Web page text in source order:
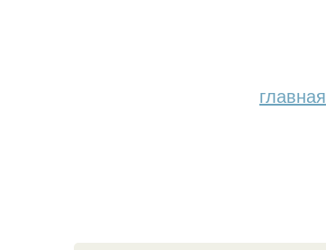
главная